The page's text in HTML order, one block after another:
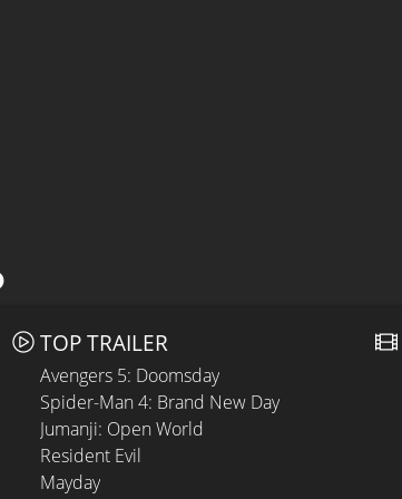
TOP TRAILER
Avengers 5: Doomsday
Spider-Man 4: Brand New Day
Jumanji: Open World
Resident Evil
Mayday